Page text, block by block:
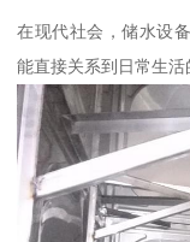
在现代社会，储水设
能直接关系到日常生活